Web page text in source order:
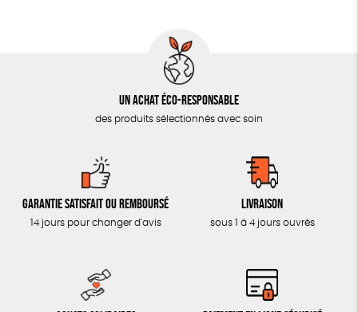
CUISINE / NUTRITION
ACCESSOIRES
Un achat éco-responsable
des produits sélectionnés avec soin
Garantie satisfait ou remboursé
14 jours pour changer d'avis
Livraison
sous 1 à 4 jours ouvrés